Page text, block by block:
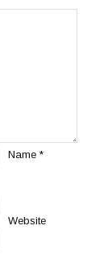
Name*
Website